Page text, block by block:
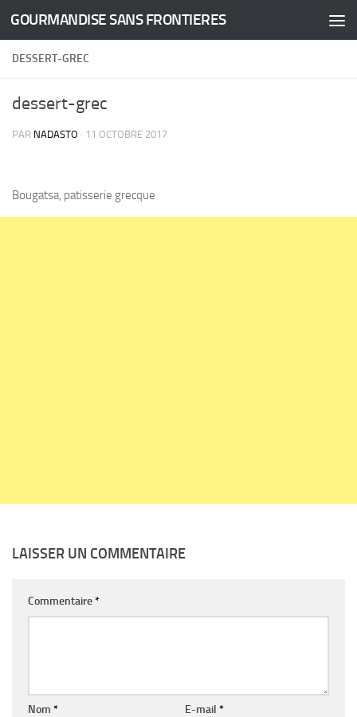
Skip to content
GOURMANDISE SANS FRONTIERES
DESSERT-GREC
dessert-grec
PAR NADASTO · 11 OCTOBRE 2017
Bougatsa, patisserie grecque
LAISSER UN COMMENTAIRE
Commentaire*
Nom * E-mail *